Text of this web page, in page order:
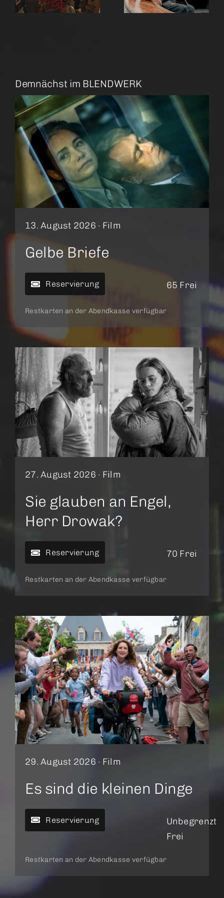
Demnächst im BLENDWERK
13. August 2026 · Film
Gelbe Briefe
Reservierung 65 Frei
Restkarten an der Abendkasse verfügbar
27. August 2026 · Film
Sie glauben an Engel,
Herr Drowak?
Reservierung 70 Frei
Restkarten an der Abendkasse verfügbar
29. August 2026 · Film
Es sind die kleinen Dinge
Reservierung
Unbegrenzt
Frei
Restkarten an der Abendkasse verfügbar